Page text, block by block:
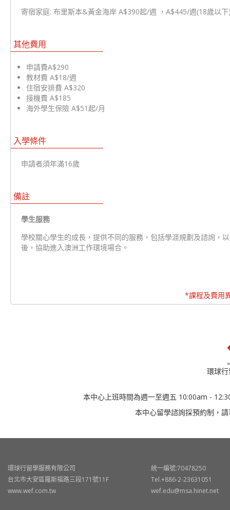
寄宿家庭: 布里斯本&黃金海岸 A$390起/週 ，A$445/週(18歲以
其他費用
申請費A$290
教材費 A$18/週
住宿安排費 A$320
接機費 A$185
海外學生保險 A$51起/月
入學條件
申請者須年滿16歲
備註
學生服務
學校關心學生的成長，提供不同的服務，包括學涯規劃及諮詢，
後，協助進入澳洲工作環境場合。
*課程及費用
環球
本中心上班時間為週一至週五 10:00am -
本中心留學諮詢採預約制，
環球行留學服務有限公司
台北市大安區羅斯福路三段171號11F
www.wef.com.tw
統一編號:70478250
Tel.+886-2-23631051
wef.edu@msa.hinet.net